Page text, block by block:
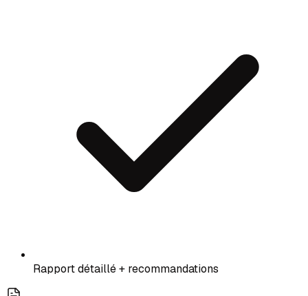
Rapport détaillé + recommandations